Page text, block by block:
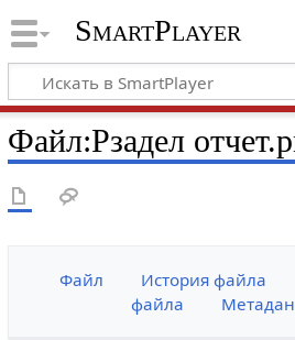
SmartPlayer
Файл:Рзадел
Файл История файла
файла